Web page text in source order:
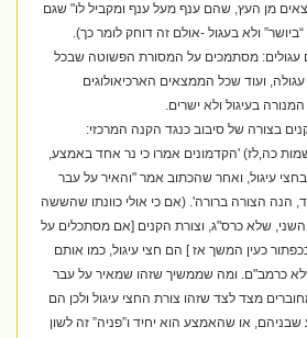
מן העץ, שהם ענף מעל ענף ומקביל לו" שגם
ולא בעגול -אולם זה דוחק לומר כך).
מסתמכים על המסורת הפשוטה שבכל
ועוד שכל הממצאים הארכיאולוגים
בעיגול ולא ישרים.
בצורה של סיבוב כנגד הקנה המרכזי:
כה,לז) 'הקדמונים אמרו כי נר אחד באמצע,
עיגול, ואחר שהכתוב אמר "והאיר על עבר
הצורה ברורה'. (אם כי אולי כוונתו שהששה
שלא כרס"ג, וצורת הקנים [אם מסתכלים על
כעין המשך אז ] הם חצי עיגול, כמו אותם
כרמב"ם. ומה שממשיך שזהו שמאיר על עבר
מצד לצד שזהו צורת החצי עיגול ולכן הם
או שהאמצע הוא יחיד ו”פניה” זה לשון